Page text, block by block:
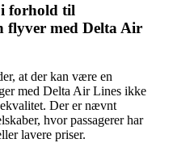
forhold til
flyver med Delta Air
at der kan være en
med Delta Air Lines ikke
Der er nævnt
hvor passagerer har
lavere priser.